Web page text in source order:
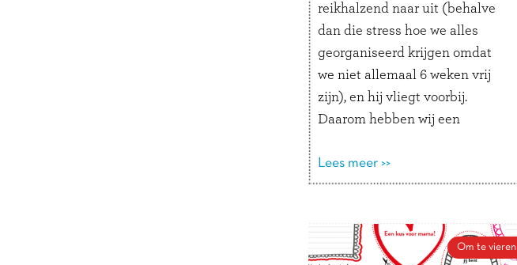
reikhalzend naar uit (behalve
dan die stress hoe we alles
georganiseerd krijgen omdat
we niet allemaal 6 weken vrij
zijn), en hij vliegt voorbij.
Daarom hebben wij een
lang van te genieten.
Wat willen jullie zeker doen
bucketlist kan de voorpret
vandaag al beginnen!
Lees meer >>
Om te vieren